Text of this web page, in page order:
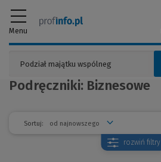
Menu
Podręczniki: Biznesowe
Sortuj:
rozwiń filtry